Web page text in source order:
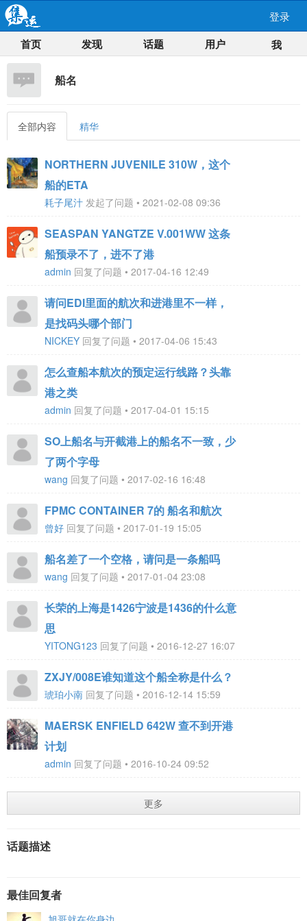
登录
首页 发现 话题 用户 我
船名
全部内容 精华
NORTHERN JUVENILE 310W，这个
船的ETA
耗子尾汁 发起了问题 • 2021-02-08 09:36
SEASPAN YANGTZE V.001WW 这条
船预录不了，进不了港
admin 回复了问题 • 2017-04-16 12:49
请问EDI里面的航次和进港里不一样，
是找码头哪个部门
NICKEY 回复了问题 • 2017-04-06 15:43
怎么查船本航次的预定运行线路？头靠
港之类
admin 回复了问题 • 2017-04-01 15:15
SO上船名与开截港上的船名不一致，少
了两个字母
wang 回复了问题 • 2017-02-16 16:48
FPMC CONTAINER 7的 船名和航次
曾好 回复了问题 • 2017-01-19 15:05
船名差了一个空格，请问是一条船吗
wang 回复了问题 • 2017-01-04 23:08
长荣的上海是1426宁波是1436的什么意
思
YITONG123 回复了问题 • 2016-12-27 16:07
ZXJY/008E谁知道这个船全称是什么？
琥珀小南 回复了问题 • 2016-12-14 15:59
MAERSK ENFIELD 642W 查不到开港
计划
admin 回复了问题 • 2016-10-24 09:52
更多
话题描述
最佳回复者